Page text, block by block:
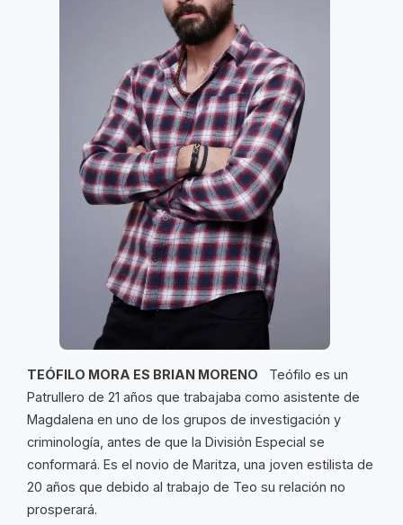
TEÓFILO MORA ES BRIAN MORENO Teófilo es un
Patrullero de 21 años que trabajaba como asistente de
Magdalena en uno de los grupos de investigación y
criminología, antes de que la División Especial se
conformará. Es el novio de Maritza, una joven estilista de
20 años que debido al trabajo de Teo su relación no
prosperará.